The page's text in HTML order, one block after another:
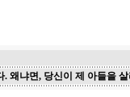
왜냐면, 당신이 제 아들을